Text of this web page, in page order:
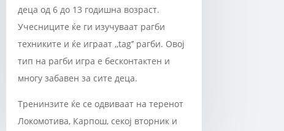
деца од 6 до 13 годишна возраст.
Учесниците ќе ги изучуваат рагби
техниките и ќе играат ,,tag’’ рагби. Овој
тип на рагби игра е бесконтактен и
многу забавен за сите деца.
Тренинзите ќе се одвиваат на теренот
Локомотива, Карпош, секој вторник и